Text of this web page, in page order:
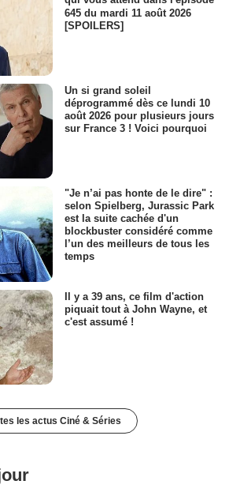
645 du mardi 11 août 2026
[SPOILERS]
Un si grand soleil
déprogrammé dès ce lundi 10
août 2026 pour plusieurs jours
sur France 3 ! Voici pourquoi
"Je n’ai pas honte de le dire" :
selon Spielberg, Jurassic Park
est la suite cachée d'un
blockbuster considéré comme
l’un des meilleurs de tous les
temps
Il y a 39 ans, ce film d'action
piquait tout à John Wayne, et
c'est assumé !
les actus Ciné & Séries